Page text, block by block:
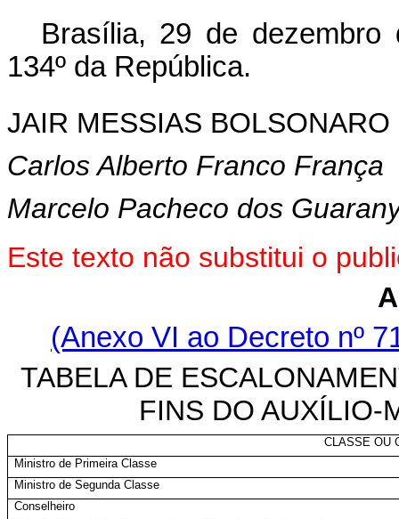
Brasília, 29 de dezembro
134º da República.
JAIR MESSIAS BOLSONARO
Carlos Alberto Franco França
Marcelo Pacheco dos
Este texto não substitui o
(Anexo VI ao Decreto nº
TABELA DE
FINS DO AUXÍLIO-
CLASSE OU
Ministro de Primeira Classe
Ministro de Segunda Classe
Conselheiro